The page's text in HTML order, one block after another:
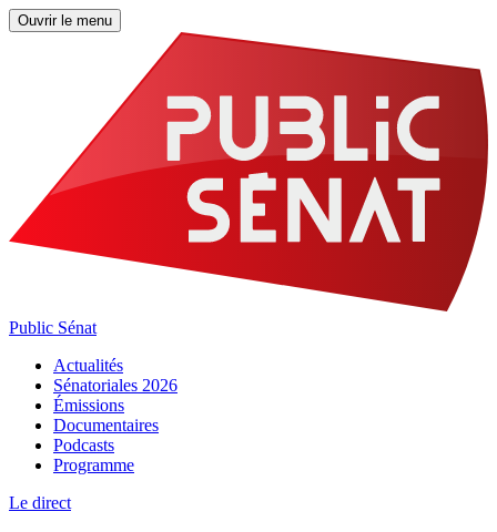
Ouvrir le menu
Public Sénat
Actualités
Sénatoriales 2026
Émissions
Documentaires
Podcasts
Programme
Le direct